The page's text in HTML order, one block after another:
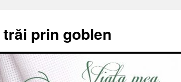
prin goblen